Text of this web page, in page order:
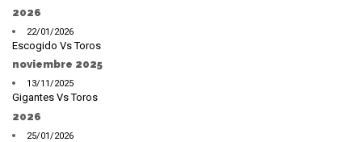
2026
22/01/2026
Escogido Vs Toros
noviembre 2025
13/11/2025
Gigantes Vs Toros
2026
25/01/2026